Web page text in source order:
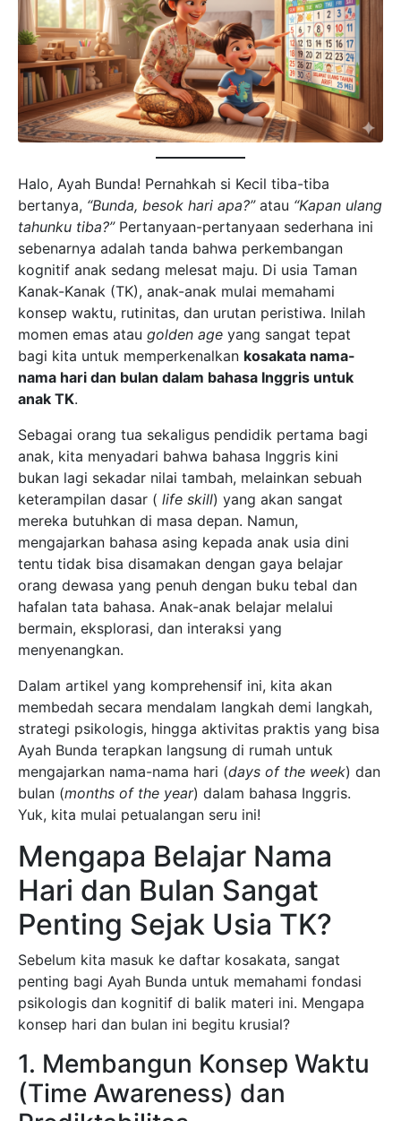
Halo, Ayah Bunda! Pernahkah si Kecil tiba-tiba
bertanya, “Bunda, besok hari apa?”atau “Kapan ulang
tahunku tiba?”Pertanyaan-pertanyaan sederhana ini
sebenarnya adalah tanda bahwa perkembangan
kognitif anak sedang melesat maju. Di usia Taman
Kanak-Kanak (TK), anak-anak mulai memahami
konsep waktu, rutinitas, dan urutan peristiwa. Inilah
momen emas atau golden age yang sangat tepat
bagi kita untuk memperkenalkan kosakata nama-
nama hari dan bulan dalam bahasa Inggris untuk
anak TK.
Sebagai orang tua sekaligus pendidik pertama bagi
anak, kita menyadari bahwa bahasa Inggris kini
bukan lagi sekadar nilai tambah, melainkan sebuah
keterampilan dasar ( life skill) yang akan sangat
mereka butuhkan di masa depan. Namun,
mengajarkan bahasa asing kepada anak usia dini
tentu tidak bisa disamakan dengan gaya belajar
orang dewasa yang penuh dengan buku tebal dan
hafalan tata bahasa. Anak-anak belajar melalui
bermain, eksplorasi, dan interaksi yang
menyenangkan.
Dalam artikel yang komprehensif ini, kita akan
membedah secara mendalam langkah demi langkah,
strategi psikologis, hingga aktivitas praktis yang bisa
Ayah Bunda terapkan langsung di rumah untuk
mengajarkan nama-nama hari (days of the week) dan
bulan (months of the year) dalam bahasa Inggris.
Yuk, kita mulai petualangan seru ini!
Mengapa Belajar Nama
Hari dan Bulan Sangat
Penting Sejak Usia TK?
Sebelum kita masuk ke daftar kosakata, sangat
penting bagi Ayah Bunda untuk memahami fondasi
psikologis dan kognitif di balik materi ini. Mengapa
konsep hari dan bulan ini begitu krusial?
1. Membangun Konsep Waktu
(Time Awareness) dan